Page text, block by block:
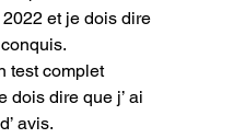
et je dois dire
test complet
dois dire que j’ ai
avis.